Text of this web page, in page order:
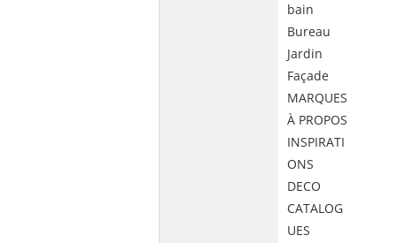
bain
Bureau
Jardin
Façade
MARQUES
À PROPOS
INSPIRATI
ONS
DECO
CATALOG
UES